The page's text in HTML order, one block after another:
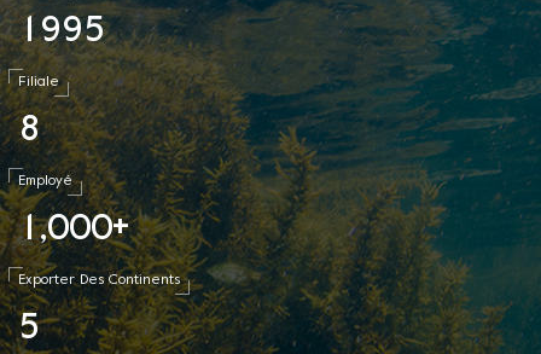
1 995
Filiale
8
Employé
1 ,000+
Exporter Des Continents
5